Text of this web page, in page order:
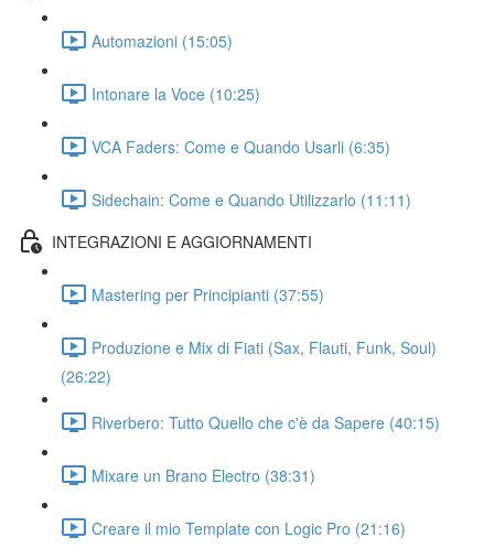
Automazioni (15:05)
Intonare la Voce (10:25)
VCA Faders: Come e Quando Usarli (6:35)
Sidechain: Come e Quando Utilizzarlo (11:11)
INTEGRAZIONI E AGGIORNAMENTI
Mastering per Principianti (37:55)
Produzione e Mix di Fiati (Sax, Flauti, Funk, Soul)
(26:22)
Riverbero: Tutto Quello che c'è da Sapere (40:15)
Mixare un Brano Electro (38:31)
Creare il mio Template con Logic Pro (21:16)